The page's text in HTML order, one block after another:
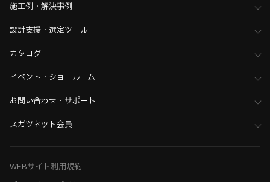
施工例・解決事例
設計支援・選定ツール
カタログ
イベント・ショールーム
お問い合わせ・サポート
スガツネット会員
WEBサイト利用規約